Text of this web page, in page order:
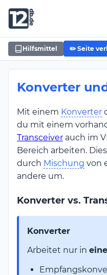
Hilfsmittel ✏️ Seite
Konverter
Mit einem Konverter
du mit einem
Transceiver auch im
Bereich arbeiten.
durch Mischung von
andere um.
Konverter vs.
Konverter
Arbeitet nur in